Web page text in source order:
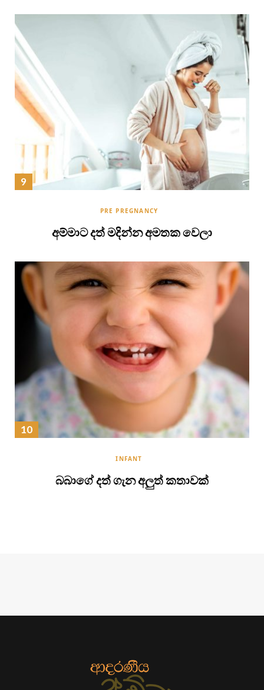
PRE PREGNANCY
අම්මාට දත් මදින්න අමතක වෙලා
INFANT
බබාගේ දත් ගැන අලුත් කතාවක්